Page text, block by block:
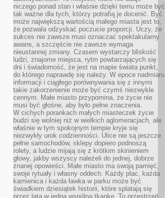
niczego ponad stan i właśnie dzięki temu może być
tak ważne dla tych, którzy potrafią je docenić. Być
może największą wartością małego miasta jest to,
że pozwala odzyskać poczucie proporcji. Uczy, że
sukces nie zawsze musi oznaczać spektakularny
awans, a szczęście nie zawsze wymaga
nieustannej zmiany. Czasem wystarczy bliskość
ludzi, znajome miejsca, rytm powtarzających się
dni i świadomość, że jest na mapie świata punkt,
do którego naprawdę się należy. W epoce nadmiaru
informacji i ciągłego porównywania się z innymi
takie zakorzenienie może być czymś niezwykle
cennym. Małe miasto przypomina, że życie nie
musi być głośne, aby było pełne znaczenia.
W cichych porankach małych miasteczek życie
budzi się wolniej niż w wielkich aglomeracjach, ale
właśnie w tym spokojnym tempie kryje się
niezwykły urok codzienności. Ulice nie są jeszcze
pełne samochodów, sklepy dopiero podnoszą
rolety, a ludzie mijają się z krótkim skinieniem
głowy, jakby wszyscy należeli do jednej, dobrze
znanej opowieści. Małe miasto ma swoją pamięć,
swoje rytuały i własny oddech. Każdy plac, każda
kamienica i każda ławka w parku może być
świadkiem dziesiątek historii, które splatają się
przez lata w jedną wspólną tkankę. To przestrzeń,